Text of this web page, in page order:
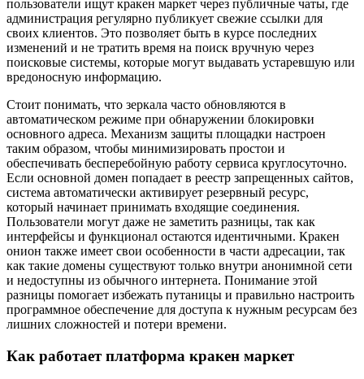
пользователи ищут кракен маркет через публичные чаты, где
администрация регулярно публикует свежие ссылки для
своих клиентов. Это позволяет быть в курсе последних
изменений и не тратить время на поиск вручную через
поисковые системы, которые могут выдавать устаревшую или
вредоносную информацию.
Стоит понимать, что зеркала часто обновляются в
автоматическом режиме при обнаружении блокировки
основного адреса. Механизм защиты площадки настроен
таким образом, чтобы минимизировать простои и
обеспечивать бесперебойную работу сервиса круглосуточно.
Если основной домен попадает в реестр запрещенных сайтов,
система автоматически активирует резервный ресурс,
который начинает принимать входящие соединения.
Пользователи могут даже не заметить разницы, так как
интерфейсы и функционал остаются идентичными. Кракен
онион также имеет свои особенности в части адресации, так
как такие домены существуют только внутри анонимной сети
и недоступны из обычного интернета. Понимание этой
разницы помогает избежать путаницы и правильно настроить
программное обеспечение для доступа к нужным ресурсам без
лишних сложностей и потери времени.
Как работает платформа кракен маркет